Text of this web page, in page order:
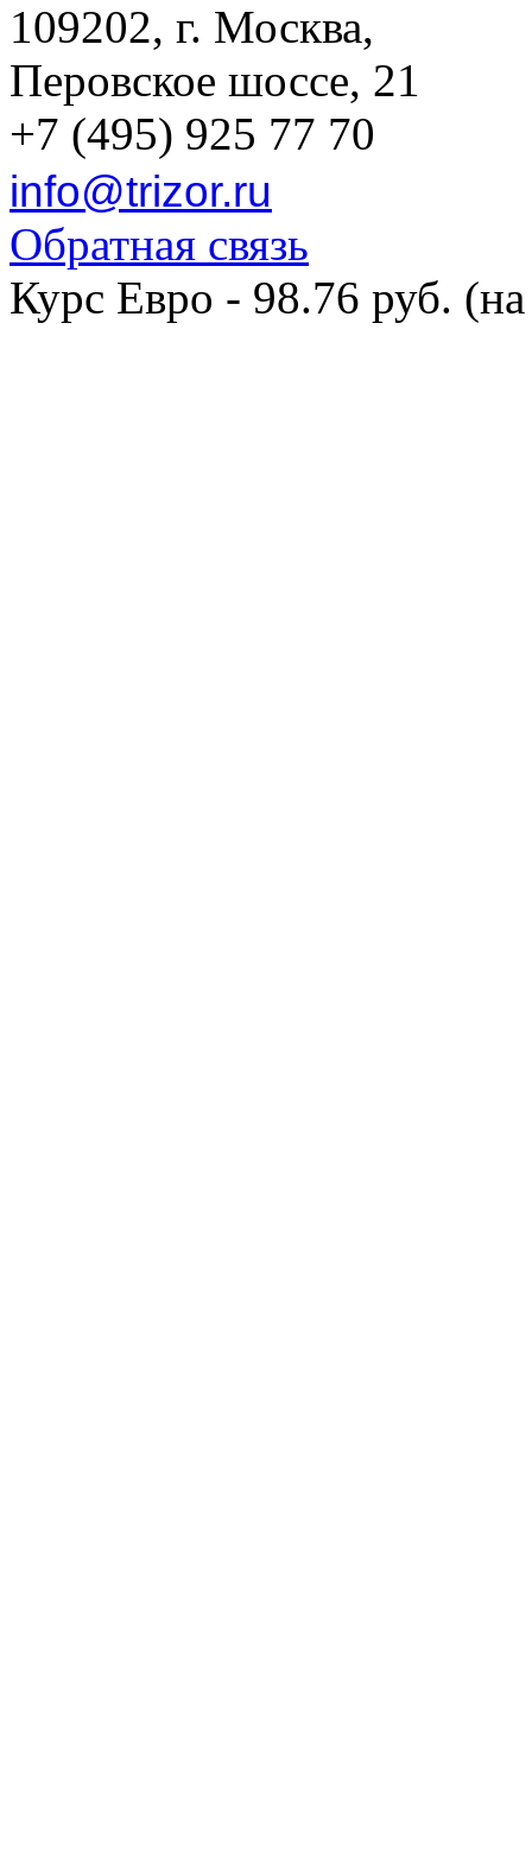
109202, г. Москва,
Перовское шоссе, 21
+7 (495) 925 77 70
info@trizor.ru
Обратная связь
Курс Евро - 98.76 руб.